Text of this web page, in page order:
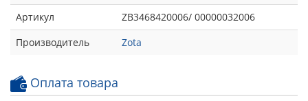
Артикул
ZB3468420006/ 00000032006
Производитель
Zota
Оплата товара